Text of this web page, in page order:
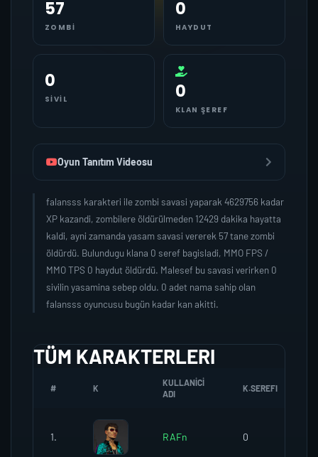
57
ZOMBI
0
HAYDUT
0
SIVIL 0
KLAN ŞEREF
Oyun Tanıtım Videosu
falansss karakteri ile zombi savasi yaparak 4629756 kadar
XP kazandi, zombilere öldürülmeden 12429 dakika hayatta
kaldi, ayni zamanda yasam savasi vererek 57 tane zombi
öldürdü. Bulundugu klana 0 seref bagisladi, MMO FPS /
MMO TPS 0 haydut öldürdü. Malesef bu savasi verirken 0
sivilin yasamina sebep oldu. 0 adet nama sahip olan
falansss oyuncusu bugün kadar kan akitti.
TÜM KARAKTERLERI
# K
KULLANICI
ADI
K.SEREFI
1. RAFn 0